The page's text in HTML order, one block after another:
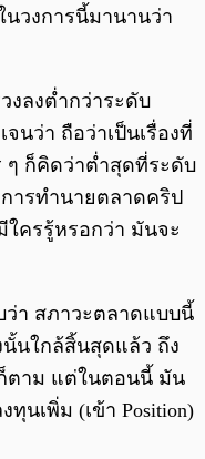
วงการนี้มานานว่า
งลงต่ำกว่าระดับ
นว่า ถือว่าเป็นเรื่องที่
ๆ ก็คิดว่าต่ำสุดที่ระดับ
ารทำนายตลาดคริป
ใครรู้หรอกว่า มันจะ
ว่า สภาวะตลาดแบบนี้
นใกล้สิ้นสุดแล้ว ถึง
ตาม แต่ในตอนนี้ มัน
นเพิ่ม (เข้า Position)